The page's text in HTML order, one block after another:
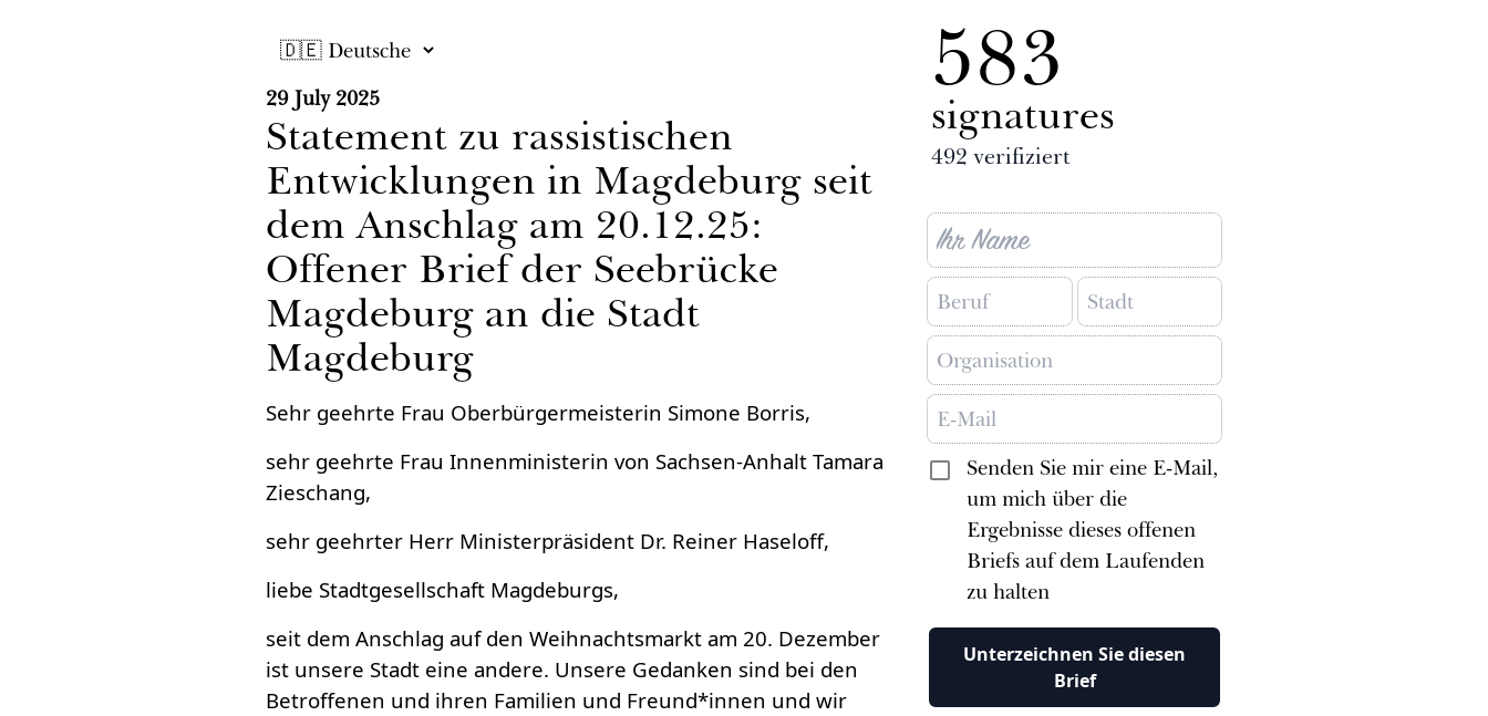
29 July 2025
Statement zu rassistischen
Entwicklungen in Magdeburg seit
dem Anschlag am 20.12.25:
Offener Brief der Seebrücke
Magdeburg an die Stadt
Magdeburg
Sehr geehrte Frau Oberbürgermeisterin Simone Borris,
sehr geehrte Frau Innenministerin von Sachsen-Anhalt Tamara
Zieschang,
sehr geehrter Herr Ministerpräsident Dr. Reiner Haseloff,
liebe Stadtgesellschaft Magdeburgs,
seit dem Anschlag auf den Weihnachtsmarkt am 20. Dezember
ist unsere Stadt eine andere. Unsere Gedanken sind bei den
Betroffenen und ihren Familien und Freund*innen und wir
583
signatures
492 verifiziert
Senden Sie mir eine E-Mail,
um mich über die
Ergebnisse dieses offenen
Briefs auf dem Laufenden
zu halten
Unterzeichnen Sie diesen
Brief